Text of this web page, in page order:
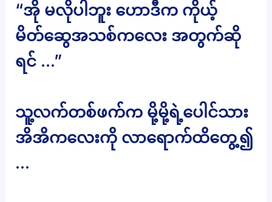
“အို မလိုပါဘူး ဟောဒီက ကိုယ့်
မိတ်ဆွေအသစ်ကလေး အတွက်ဆို
ရင် …”
သူ့လက်တစ်ဖက်က မို့မို့ရဲ့ပေါင်သား
အိအိကလေးကို လာရောက်ထိတွေ့၍
…